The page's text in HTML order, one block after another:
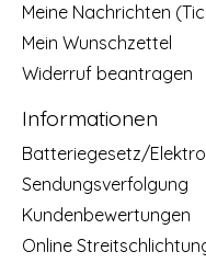
Meine Nachrichten
Mein Wunschzettel
Widerruf beantragen
Informationen
Batteriegesetz/
Sendungsverfolgung
Kundenbewertungen
Online